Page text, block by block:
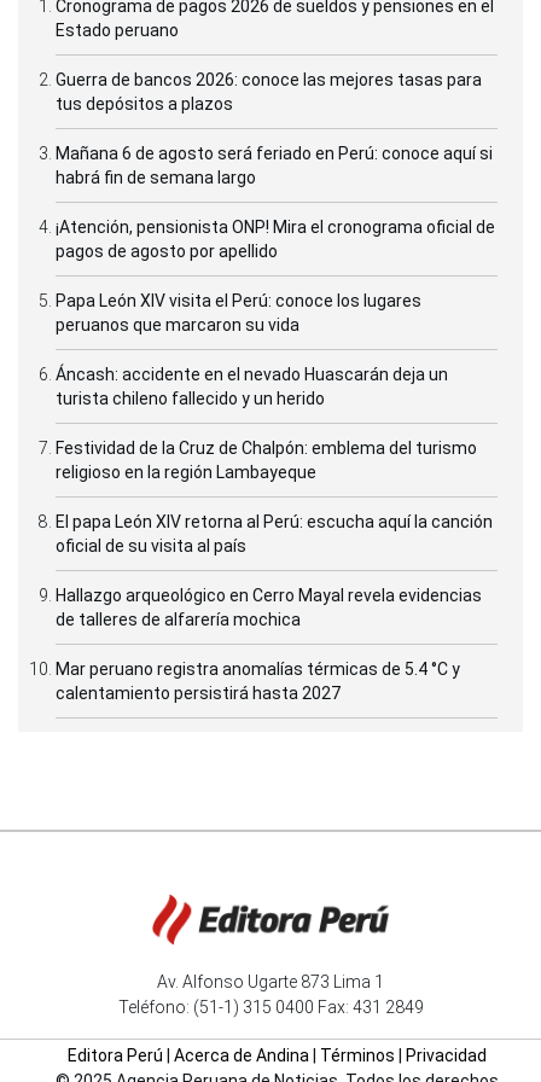
Cronograma de pagos 2026 de sueldos y pensiones en el
Estado peruano
Guerra de bancos 2026: conoce las mejores tasas para
tus depósitos a plazos
Mañana 6 de agosto será feriado en Perú: conoce aquí si
habrá fin de semana largo
¡Atención, pensionista ONP! Mira el cronograma oficial de
pagos de agosto por apellido
Papa León XIV visita el Perú: conoce los lugares
peruanos que marcaron su vida
Áncash: accidente en el nevado Huascarán deja un
turista chileno fallecido y un herido
Festividad de la Cruz de Chalpón: emblema del turismo
religioso en la región Lambayeque
El papa León XIV retorna al Perú: escucha aquí la canción
oficial de su visita al país
Hallazgo arqueológico en Cerro Mayal revela evidencias
de talleres de alfarería mochica
Mar peruano registra anomalías térmicas de 5.4 °C y
calentamiento persistirá hasta 2027
Av. Alfonso Ugarte 873 Lima 1
Teléfono: (51-1) 315 0400 Fax: 431 2849
Editora Perú Acerca de Andina Términos
Privacidad